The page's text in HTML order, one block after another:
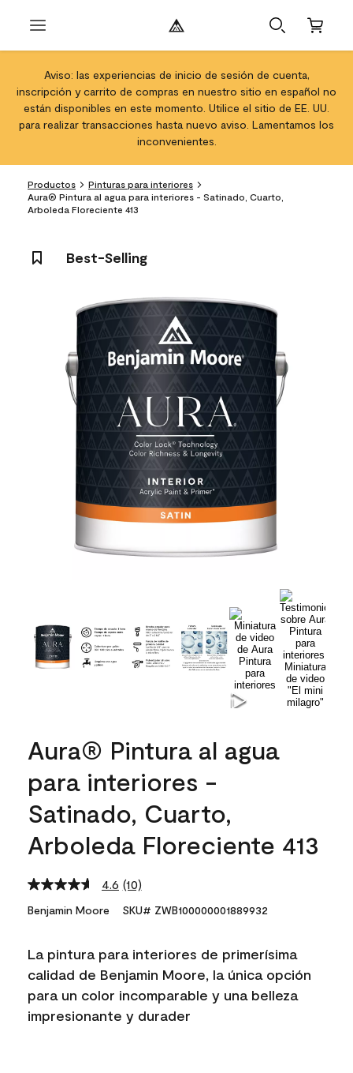
Aviso: las experiencias de inicio de sesión de cuenta,
inscripción y carrito de compras en nuestro sitio en español no
están disponibles en este momento. Utilice el sitio de EE. UU.
para realizar transacciones hasta nuevo aviso. Lamentamos los
inconvenientes.
Productos
Pinturas para interiores
Aura® Pintura al agua para interiores - Satinado, Cuarto,
Arboleda Floreciente 413
Best-Selling
Aura® Pintura al agua
para interiores -
Satinado, Cuarto,
Arboleda Floreciente 413
4.6 Read
10
Reviews.
link.
(10)
Benjamin Moore SKU# ZWB100000001889932
La pintura para interiores de primerísima
calidad de Benjamin Moore, la única opción
para un color incomparable y una belleza
impresionante y durader